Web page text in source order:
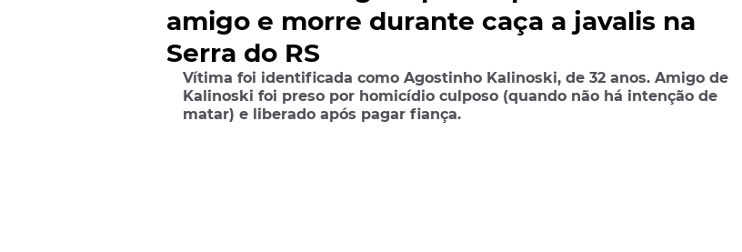
amigo e morre durante caça a javalis na
Serra do RS
Vítima foi identificada como Agostinho Kalinoski, de 32 anos. Amigo de
Kalinoski foi preso por homicídio culposo (quando não há intenção de
matar) e liberado após pagar fiança.